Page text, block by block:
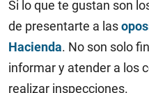
Si lo que te gustan son
de presentarte a las
Hacienda. No son solo
informar y atender a los
realizar inspecciones.